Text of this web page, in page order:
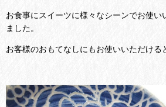
お食事にスイーツに様々なシーンでお使い
ました。
お客様のおもてなしにもお使いいただける